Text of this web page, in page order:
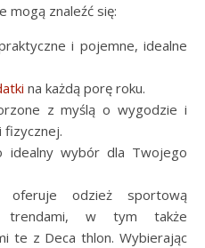
mogą znaleźć się:
i pojemne, idealne
na każdą porę roku.
z myślą o wygodzie i
fizycznej.
idealny wybór dla Twojego
oferuje odzież sportową
trendami, w tym także
te z Deca thlon. Wybierając